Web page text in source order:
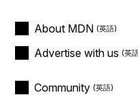
About MDN
Advertise with us
Community